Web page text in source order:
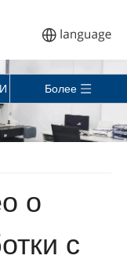
Более
о
с